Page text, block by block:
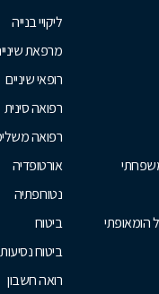
משפחתי
הומאופתי
ליקויי בנייה
מרפאת
רופאי שיניים
רפואה סינית
רפואה
אורטופדיה
נטורופתיה
ביטוח
ביטוח
רואה חשבון